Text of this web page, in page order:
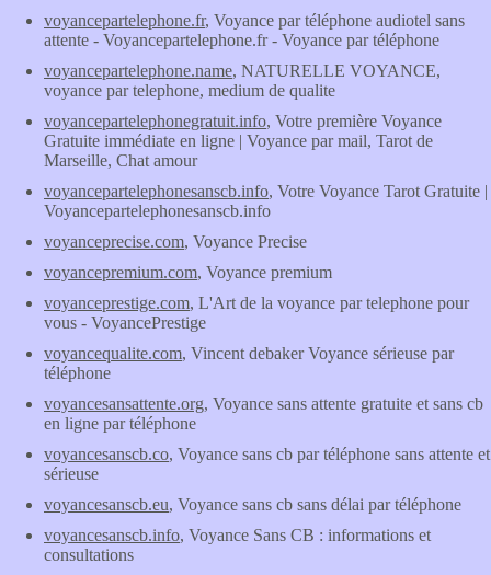
voyancepartelephone.fr, Voyance par téléphone audiotel sans
attente - Voyancepartelephone.fr - Voyance par téléphone
voyancepartelephone.name, NATURELLE VOYANCE,
voyance par telephone, medium de qualite
voyancepartelephonegratuit.info, Votre première Voyance
Gratuite immédiate en ligne | Voyance par mail, Tarot de
Marseille, Chat amour
voyancepartelephonesanscb.info, Votre Voyance Tarot Gratuite |
Voyancepartelephonesanscb.info
voyanceprecise.com, Voyance Precise
voyancepremium.com, Voyance premium
voyanceprestige.com, L'Art de la voyance par telephone pour
vous - VoyancePrestige
voyancequalite.com, Vincent debaker Voyance sérieuse par
téléphone
voyancesansattente.org, Voyance sans attente gratuite et sans cb
en ligne par téléphone
voyancesanscb.co, Voyance sans cb par téléphone sans attente et
sérieuse
voyancesanscb.eu, Voyance sans cb sans délai par téléphone
voyancesanscb.info, Voyance Sans CB : informations et
consultations